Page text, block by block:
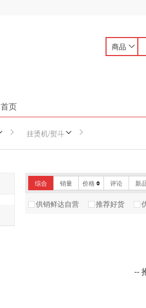
商品
首页
挂烫机/熨斗
综合 销量 价格 评论 新
供销鲜达自营 推荐好货
--